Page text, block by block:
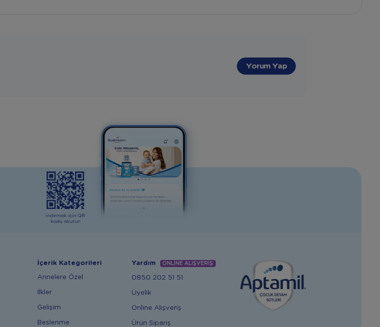
Yorum Yap
İçerik Kategorileri
Annelere Özel
İlkler
Gelişim
Beslenme
Yardım ONLİNE ALIŞVERİŞ
0850 202 51 51
Üyelik
Online Alışveriş
Ürün Sipariş